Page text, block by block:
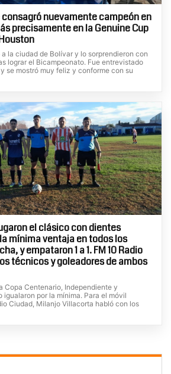
consagró nuevamente campeón en
precisamente en la Genuine Cup
la ciudad de Bolívar y lo sorprendieron con
lograr el Bicampeonato. Fue entrevistado
se mostró muy feliz y conforme con su
el clásico con dientes
mínima ventaja en todos los
y empataron 1 a 1. FM 10 Radio
técnicos y goleadores de ambos
Copa Centenario, Independiente y
igualaron por la mínima. Para el móvil
Ciudad, Milanjo Villacorta habló con los